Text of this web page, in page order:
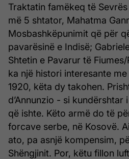
Traktatin famëkeq të
më 5 shtator, Mahatma
Mosbashkëpunimit që për
pavarësinë e Indisë;
Shtetin e Pavarur të Fiumes/
ka një histori interesante
1920, këta dy takohen.
d’Annunzio - si
që ishte. Këto armë do të
forcave serbe, në Kosovë.
ato, pa asnjë kompensim,
Shëngjinit. Por, këtu fillon